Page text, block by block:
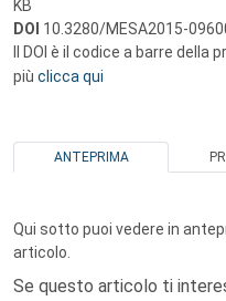
KB
DOI 10.3280/MESA2015-
Il DOI è il codice a barre
più clicca qui
ANTEPRIMA
Qui sotto puoi vedere in
articolo.
Se questo articolo ti